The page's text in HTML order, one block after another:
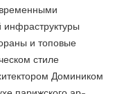
и топовые
стиле
Домиником